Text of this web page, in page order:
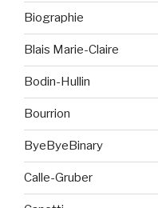
Biographie
Blais Marie-Claire
Bodin-Hullin
Bourrion
ByeByeBinary
Calle-Gruber